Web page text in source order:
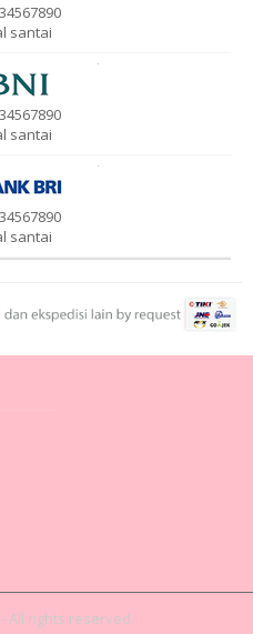
santai
santai
santai
All rights reserved.